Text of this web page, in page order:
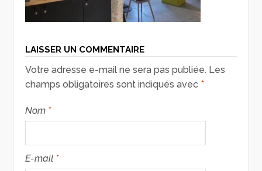
LAISSER UN COMMENTAIRE
Votre adresse e-mail ne sera pas publiée. Les
champs obligatoires sont indiqués avec *
Nom *
E-mail *